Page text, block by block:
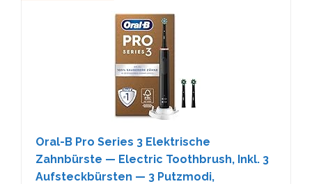
Oral-B Pro Series 3 Elektrische
Zahnbürste — Electric Toothbrush, Inkl. 3
Aufsteckbürsten — 3 Putzmodi,